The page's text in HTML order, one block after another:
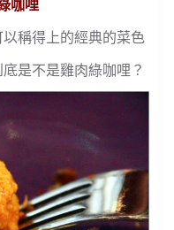
咖哩
稱得上的經典的菜色
是不是雞肉綠咖哩？